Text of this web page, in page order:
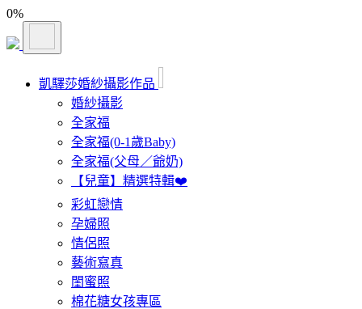
0%
凱驛莎婚紗攝影作品
婚紗攝影
全家福
全家福(0-1歲Baby)
全家福(父母／爺奶)
【兒童】精選特輯❤️
彩虹戀情
孕婦照
情侶照
藝術寫真
閨蜜照
棉花糖女孩專區